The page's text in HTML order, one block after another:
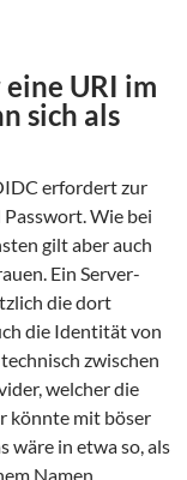
URI im
sich als
erfordert zur
Wie bei
gilt aber auch
Ein Server-
die dort
die Identität von
zwischen
welcher die
könnte mit böser
wäre in etwa so, als
Namen